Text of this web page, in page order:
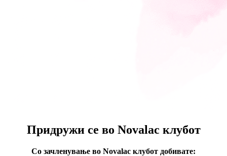
Придружи се во Novalac клубот
Со зачленување во Novalac клубот добивате: